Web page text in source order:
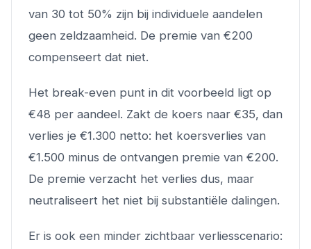
van 30 tot 50% zijn bij individuele aandelen
geen zeldzaamheid. De premie van €200
compenseert dat niet.
Het break-even punt in dit voorbeeld ligt op
€48 per aandeel. Zakt de koers naar €35, dan
verlies je €1.300 netto: het koersverlies van
€1.500 minus de ontvangen premie van €200.
De premie verzacht het verlies dus, maar
neutraliseert het niet bij substantiële dalingen.
Er is ook een minder zichtbaar verliesscenario: